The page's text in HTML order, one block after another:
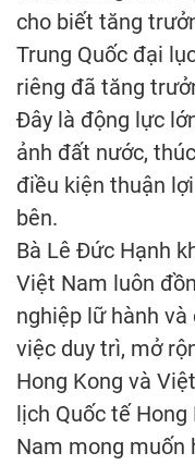
cho biết tăng
Trung Quốc đại
riêng đã tăng
Đây là động lực
ảnh đất nước,
điều kiện thuận
bên.
Bà Lê Đức Hạnh
Việt Nam luôn
nghiệp lữ hành
việc duy trì, mở
Hong Kong và
lịch Quốc tế Hong
Nam mong muốn